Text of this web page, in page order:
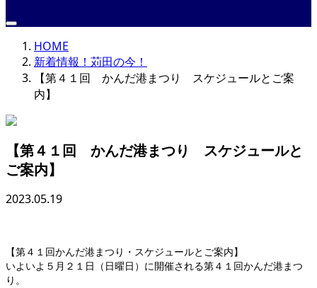
HOME
新着情報！苅田の今！
【第４１回 かんだ港まつり スケジュールとご案
内】
【第４１回 かんだ港まつり スケジュールと
ご案内】
2023.05.19
【第４１回かんだ港まつり・スケジュールとご案内】
いよいよ５月２１日（日曜日）に開催される第４１回かんだ港まつ
り。